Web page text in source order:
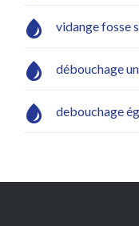
 vidange fosse
 débouchage
 debouchage